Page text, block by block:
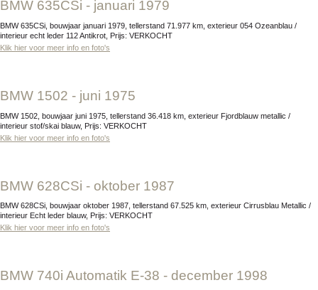
BMW 635CSi - januari 1979
BMW 635CSi, bouwjaar januari 1979, tellerstand 71.977 km, exterieur 054 Ozeanblau /
interieur echt leder 112 Antikrot, Prijs: VERKOCHT
Klik hier voor meer info en foto's
BMW 1502 - juni 1975
BMW 1502, bouwjaar juni 1975, tellerstand 36.418 km, exterieur Fjordblauw metallic /
interieur stof/skai blauw, Prijs: VERKOCHT
Klik hier voor meer info en foto's
BMW 628CSi - oktober 1987
BMW 628CSi, bouwjaar oktober 1987, tellerstand 67.525 km, exterieur Cirrusblau Metallic /
interieur Echt leder blauw, Prijs: VERKOCHT
Klik hier voor meer info en foto's
BMW 740i Automatik E-38 - december 1998